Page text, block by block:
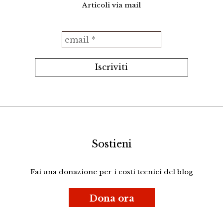
Articoli via mail
Sostieni
Fai una donazione per i costi tecnici del blog
Dona ora